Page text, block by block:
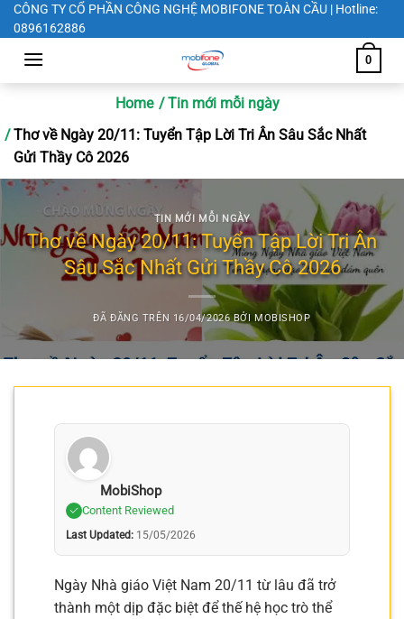
Chuyển
đến
CÔNG TY CỔ PHẦN CÔNG NGHỆ MOBIFONE TOÀN CẦU | Hotline:
0896162886
0
Home
Tin mới mỗi ngày
Thơ về Ngày 20/11: Tuyển Tập Lời Tri Ân Sâu Sắc Nhất
Gửi Thầy Cô 2026
TIN MỚI MỖI NGÀY
Thơ về Ngày 20/11: Tuyển Tập Lời Tri Ân
Sâu Sắc Nhất Gửi Thầy Cô 2026
ĐÃ ĐĂNG TRÊN 16/04/2026 BỞI MOBISHOP
MobiShop
Content Reviewed
Last Updated: 15/05/2026
Ngày Nhà giáo Việt Nam 20/11 từ lâu đã trở
thành một dịp đặc biệt để thế hệ học trò thể